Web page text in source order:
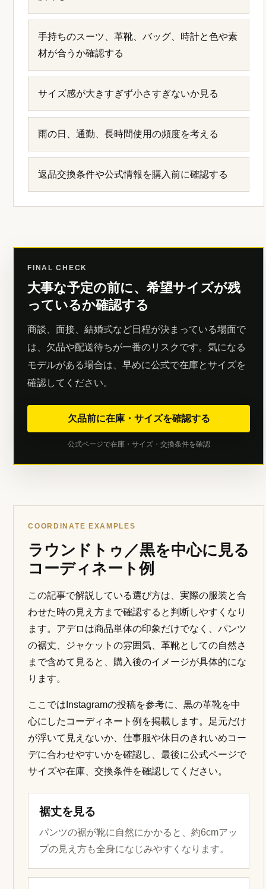
手持ちのスーツ、革靴、バッグ、時計と色や素
材が合うか確認する
サイズ感が大きすぎず小さすぎないか見る
雨の日、通勤、長時間使用の頻度を考える
返品交換条件や公式情報を購入前に確認する
FINAL CHECK
大事な予定の前に、希望サイズが残
っているか確認する
商談、面接、結婚式など日程が決まっている場面で
は、欠品や配送待ちが一番のリスクです。気になる
モデルがある場合は、早めに公式で在庫とサイズを
確認してください。
欠品前に在庫・サイズを確認する
公式ページで在庫・サイズ・交換条件を確認
COORDINATE EXAMPLES
ラウンドトゥ／黒を中心に見る
コーディネート例
この記事で解説している選び方は、実際の服装と合
わせた時の見え方まで確認すると判断しやすくなり
ます。アデロは商品単体の印象だけでなく、パンツ
の裾丈、ジャケットの雰囲気、革靴としての自然さ
まで含めて見ると、購入後のイメージが具体的にな
ります。
ここではInstagramの投稿を参考に、黒の革靴を中
心にしたコーディネート例を掲載します。足元だけ
が浮いて見えないか、仕事服や休日のきれいめコー
デに合わせやすいかを確認し、最後に公式ページで
サイズや在庫、交換条件を確認してください。
裾丈を見る
パンツの裾が靴に自然にかかると、約6cmアッ
プの見え方も全身になじみやすくなります。